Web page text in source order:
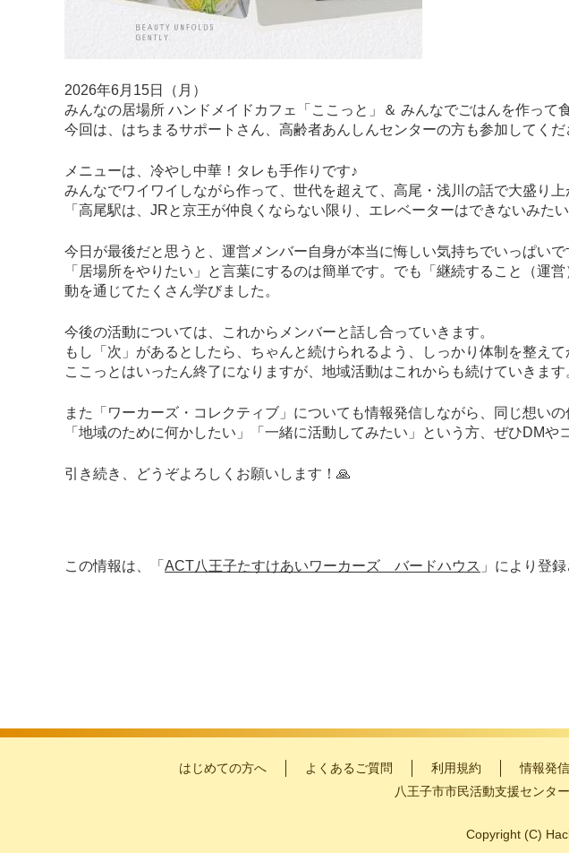
2026年6月15日（月）
みんなの居場所 ハンドメイドカフェ「ここっと」＆ みんなでごはんを作って
今回は、はちまるサポートさん、高齢者あんしんセンターの方も参加してく
メニューは、冷やし中華！タレも手作りです♪
みんなでワイワイしながら作って、世代を超えて、高尾・浅川の話で大盛り上
「高尾駅は、JRと京王が仲良くならない限り、エレベーターはできないみた
今日が最後だと思うと、運営メンバー自身が本当に悔しい気持ちでいっぱいで
「居場所をやりたい」と言葉にするのは簡単です。でも「継続すること（
動を通じてたくさん学びました。
今後の活動については、これからメンバーと話し合っていきます。
もし「次」があるとしたら、ちゃんと続けられるよう、しっかり体制を整えて
ここっとはいったん終了になりますが、地域活動はこれからも続けていきます
また「ワーカーズ・コレクティブ」についても情報発信しながら、同じ想い
「地域のために何かしたい」「一緒に活動してみたい」という方、ぜひDM
引き続き、どうぞよろしくお願いします！🙏
この情報は、「 ACT八王子たすけあいワーカーズ バードハウス 」により登
はじめての方へ よくあるご質問 利用規約 情報発
八王子市市民活動支援センタ
Copyright (C)